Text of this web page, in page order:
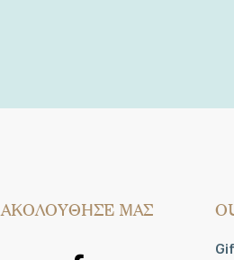
AΚΟΛΟΥΘΗΣΕ ΜΑΣ